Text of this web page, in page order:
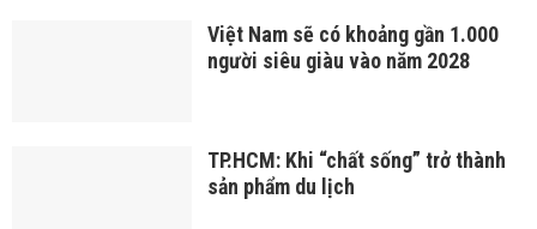
Việt Nam sẽ có khoảng gần 1.000
người siêu giàu vào năm 2028
TP.HCM: Khi “chất sống” trở thành
sản phẩm du lịch